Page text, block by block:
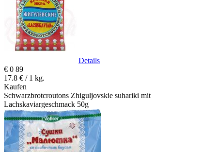
Details
€ 0 89
17.8 € / 1 kg.
Kaufen
Schwarzbrotcroutons Zhiguljovskie suhariki mit
Lachskaviargeschmack 50g